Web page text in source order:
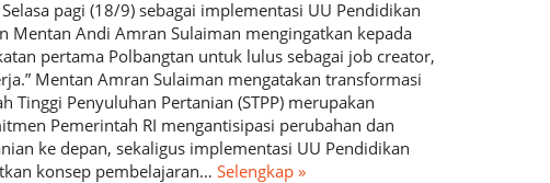
pagi (18/9) sebagai implementasi UU Pendidikan
Mentan Andi Amran Sulaiman mengingatkan kepada
pertama Polbangtan untuk lulus sebagai job creator,
Mentan Amran Sulaiman mengatakan transformasi
Tinggi Penyuluhan Pertanian (STPP) merupakan
Pemerintah RI mengantisipasi perubahan dan
ke depan, sekaligus implementasi UU Pendidikan
konsep pembelajaran… Selengkap »